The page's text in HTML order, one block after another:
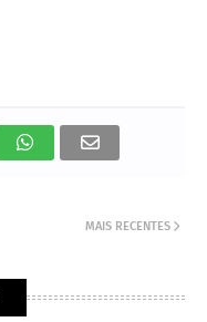
MAIS RECENTES